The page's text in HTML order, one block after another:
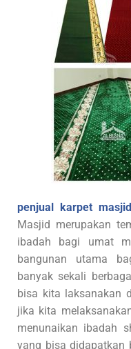
penjual karpet
Masjid merupakan
ibadah bagi umat
bangunan utama
banyak sekali
bisa kita laksanakan
jika kita
menunaikan ibadah
yang bisa didapatkan